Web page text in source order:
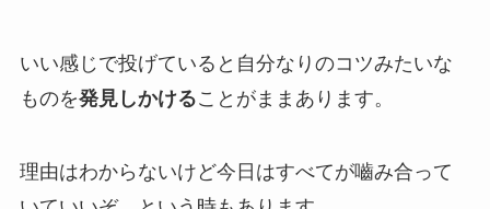
いい感じで投げていると自分なりのコツみたいな
ものを発見しかけることがままあります。
理由はわからないけど今日はすべてが嚙み合って